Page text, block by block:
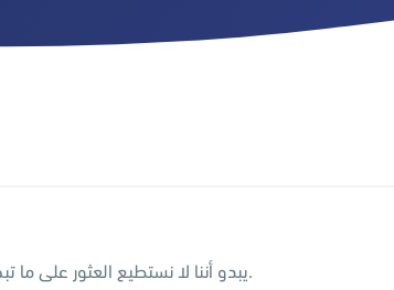
يبدو أننا لا نستطيع العثور على ما تبحث عنه. ربما يساعدك البحث.